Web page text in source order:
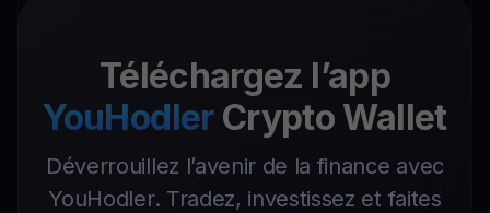
Téléchargez l’app
YouHodler Crypto Wallet
Déverrouillez l’avenir de la finance avec
YouHodler. Tradez, investissez et faites